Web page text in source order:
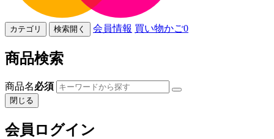
カテゴリ 検索開く 会員情報 買い物かご0
商品検索
商品名必須
閉じる
会員ログイン